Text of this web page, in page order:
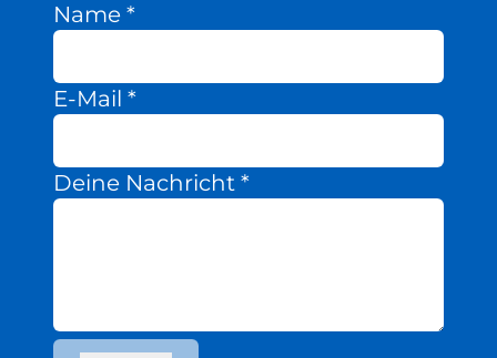
Name *
E-Mail *
Deine Nachricht *